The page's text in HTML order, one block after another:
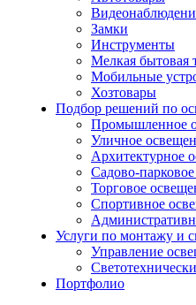
Замки
Инструменты
Мелкая бытовая
Мобильные
Хозтовары
Подбор решений по
Промышленное
Уличное
Архитектурное
Садово-
Торговое
Спортивное
Услуги по монтажу и
Управление
Портфолио